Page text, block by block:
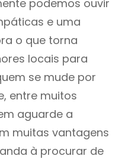
podemos ouvir
e uma
o que torna
locais para
se mude por
entre muitos
aguarde a
muitas vantagens
à procurar de